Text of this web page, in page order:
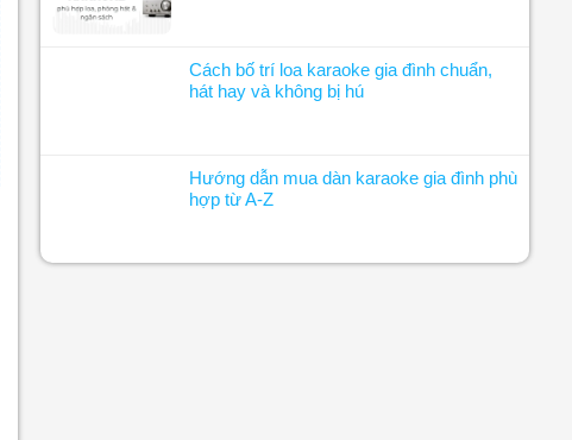
Cách bố trí loa karaoke gia đình chuẩn,
hát hay và không bị hú
Hướng dẫn mua dàn karaoke gia đình phù
hợp từ A-Z